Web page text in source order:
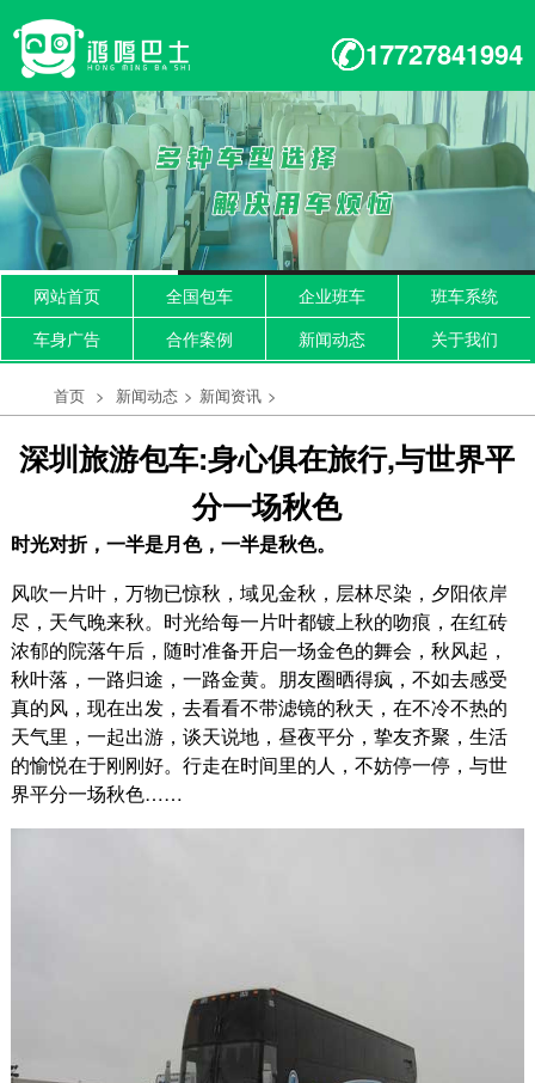
17727841994
网站首页 全国包车 企业班车
班车系统
车身广告
合作案例 新闻动态 关于我们
首页 > 新闻动态 > 新闻资讯 >
深圳旅游包车:身心俱在旅行,与世界平
分一场秋色
时光对折，一半是月色，一半是秋色。
风吹一片叶，万物已惊秋，域见金秋，层林尽染，夕阳依岸
尽，天气晚来秋。时光给每一片叶都镀上秋的吻痕，在红砖
浓郁的院落午后，随时准备开启一场金色的舞会，秋风起，
秋叶落，一路归途，一路金黄。朋友圈晒得疯，不如去感受
真的风，现在出发，去看看不带滤镜的秋天，在不冷不热的
天气里，一起出游，谈天说地，昼夜平分，挚友齐聚，生活
的愉悦在于刚刚好。行走在时间里的人，不妨停一停，与世
界平分一场秋色……